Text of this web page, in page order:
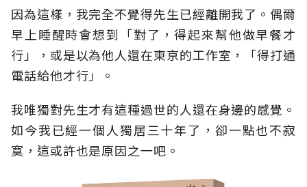
因為這樣，我完全不覺得先生已經離開我了。偶爾
早上睡醒時會想到「對了，得起來幫他做早餐才
行」，或是以為他人還在東京的工作室，「得打通
電話給他才行」。
我唯獨對先生才有這種過世的人還在身邊的感覺。
如今我已經一個人獨居三十年了，卻一點也不寂
寞，這或許也是原因之一吧。